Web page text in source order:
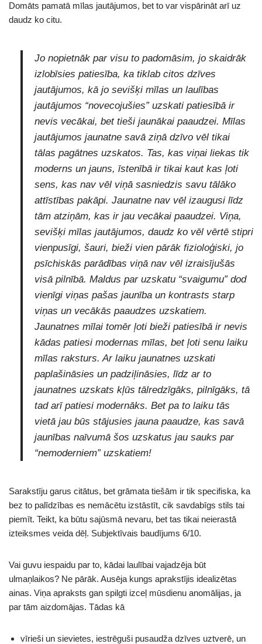
Domāts pamatā mīlas jautājumos, bet to var vispārināt arī uz
daudz ko citu.
Jo nopietnāk par visu to padomāsim, jo skaidrāk
izlobīsies patiesība, ka tiklab citos dzīves
jautājumos, kā jo sevišķi mīlas un laulības
jautājumos “novecojušies” uzskati patiesībā ir
nevis vecākai, bet tieši jaunākai paaudzei. Mīlas
jautājumos jaunatne savā ziņā dzīvo vēl tikai
tālas pagātnes uzskatos. Tas, kas viņai liekas tik
moderns un jauns, īstenībā ir tikai kaut kas ļoti
sens, kas nav vēl viņā sasniedzis savu tālāko
attīstības pakāpi. Jaunatne nav vēl izaugusi līdz
tām atziņām, kas ir jau vecākai paaudzei. Viņa,
sevišķi mīlas jautājumos, daudz ko vēl vērtē stipri
vienpusīgi, šauri, bieži vien pārāk fizioloģiski, jo
psīchiskās parādības viņā nav vēl izraisījušās
visā pilnībā. Maldus par uzskatu “svaigumu” dod
vienīgi viņas pašas jaunība un kontrasts starp
viņas un vecākās paaudzes uzskatiem.
Jaunatnes mīlai tomēr ļoti bieži patiesībā ir nevis
kādas patiesi modernas mīlas, bet ļoti senu laiku
mīlas raksturs. Ar laiku jaunatnes uzskati
paplašināsies un padziļināsies, līdz ar to
jaunatnes uzskats kļūs tālredzīgāks, pilnīgāks, tā
tad arī patiesi modernāks. Bet pa to laiku tās
vietā jau būs stājusies jauna paaudze, kas savā
jaunības naīvumā šos uzskatus jau sauks par
“nemoderniem” uzskatiem!
Sarakstīju garus citātus, bet grāmata tiešām ir tik specifiska, ka
bez to palīdzības es nemācētu izstāstīt, cik savdabīgs stils tai
piemīt. Teikt, ka būtu sajūsmā nevaru, bet tas tikai neierastā
izteiksmes veida dēļ. Subjektīvais baudījums 6/10.
Vai guvu iespaidu par to, kādai laulībai vajadzēja būt
ulmaņlaikos? Ne pārāk. Ausēja kungs aprakstījis idealizētas
ainas. Viņa apraksts gan spilgti izceļ mūsdienu anomālijas, ja
par tām aizdomājas. Tādas kā
vīrieši un sievietes, iestrēguši pusaudža dzīves uztverē, un